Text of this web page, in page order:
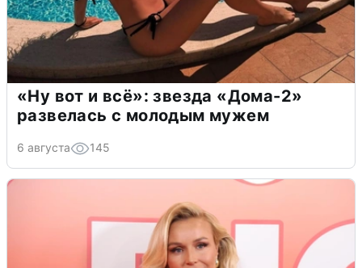
«Ну вот и всё»: звезда «Дома-2»
развелась с молодым мужем
6 августа 145